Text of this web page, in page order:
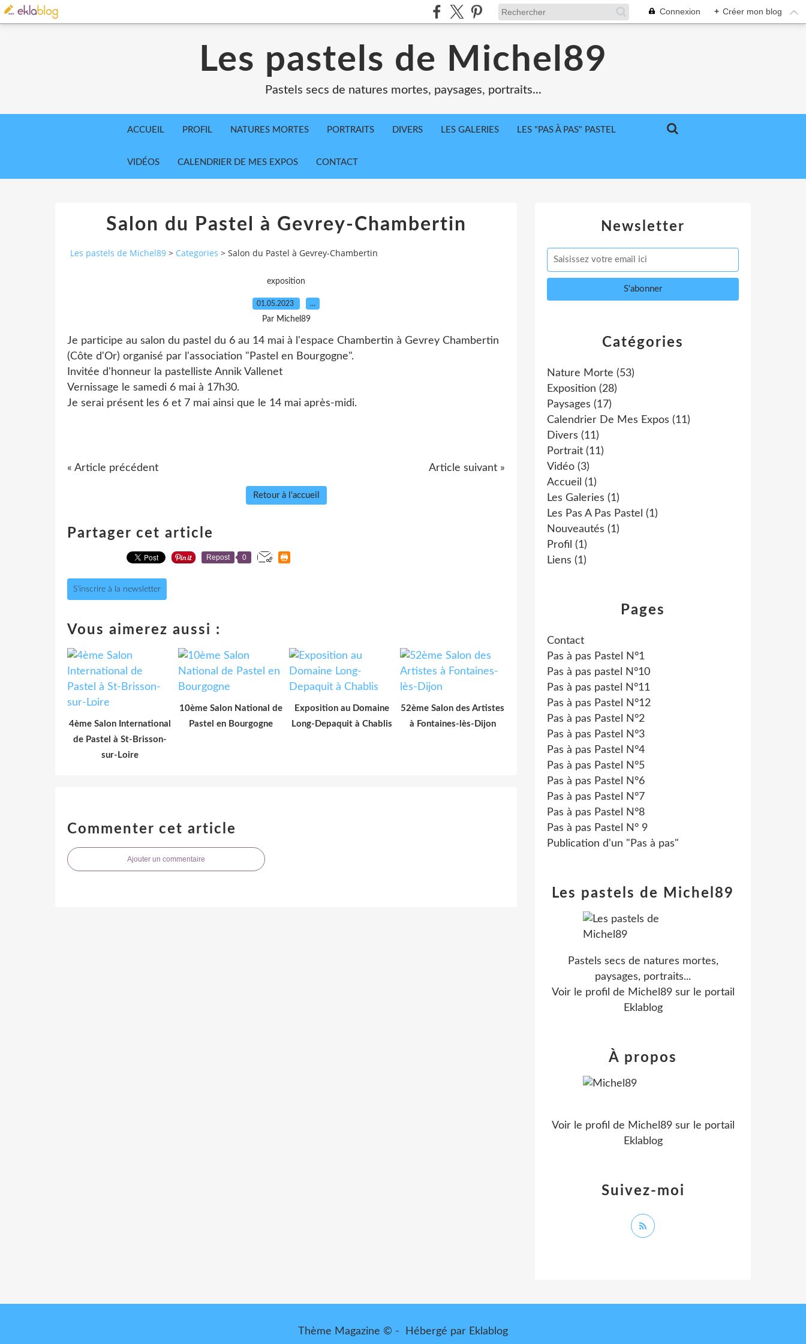
Connexion + Créer mon blog
Les pastels de Michel89
Pastels secs de natures mortes, paysages, portraits...
ACCUEIL PROFIL NATURES MORTES PORTRAITS DIVERS LES GALERIES LES "PAS À PAS" PASTEL
VIDÉOS CALENDRIER DE MES EXPOS CONTACT
Salon du Pastel à Gevrey-Chambertin
Les pastels de Michel89 > Categories > Salon du Pastel à Gevrey-Chambertin
exposition
01.05.2023 …
Par Michel89
Je participe au salon du pastel du 6 au 14 mai à l'espace Chambertin à Gevrey Chambertin
(Côte d'Or) organisé par l'association "Pastel en Bourgogne".
Invitée d'honneur la pastelliste Annik Vallenet
Vernissage le samedi 6 mai à 17h30.
Je serai présent les 6 et 7 mai ainsi que le 14 mai après-midi.
« Article précédent Article suivant »
Retour à l'accueil
Partager cet article
Repost 0
S'inscrire à la newsletter
Vous aimerez aussi :
4ème Salon International
de Pastel à St-Brisson-
sur-Loire
10ème Salon National de
Pastel en Bourgogne
Exposition au Domaine
Long-Depaquit à Chablis
52ème Salon des Artistes
à Fontaines-lès-Dijon
Commenter cet article
Ajouter un commentaire
Newsletter
Catégories
Nature Morte (53)
Exposition (28)
Paysages (17)
Calendrier De Mes Expos (11)
Divers (11)
Portrait (11)
Vidéo (3)
Accueil (1)
Les Galeries (1)
Les Pas A Pas Pastel (1)
Nouveautés (1)
Profil (1)
Liens (1)
Pages
Contact
Pas à pas Pastel N°1
Pas à pas pastel N°10
Pas à pas pastel N°11
Pas à pas Pastel N°12
Pas à pas Pastel N°2
Pas à pas Pastel N°3
Pas à pas Pastel N°4
Pas à pas Pastel N°5
Pas à pas Pastel N°6
Pas à pas Pastel N°7
Pas à pas Pastel N°8
Pas à pas Pastel N° 9
Publication d'un "Pas à pas"
Les pastels de Michel89
Pastels secs de natures mortes,
paysages, portraits...
Voir le profil de Michel89sur le portail
Eklablog
Suivez-moi
À propos
Voir le profil de Michel89sur le portail
Eklablog
Thème Magazine © - Hébergé par Eklablog